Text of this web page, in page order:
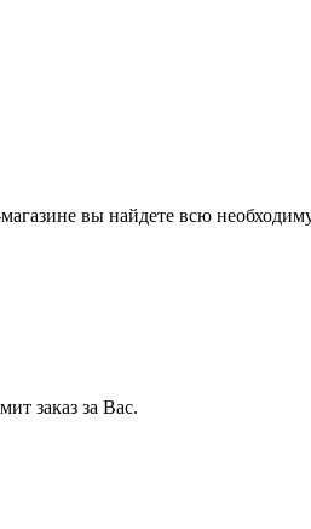
вы найдете всю
заказ за Вас.